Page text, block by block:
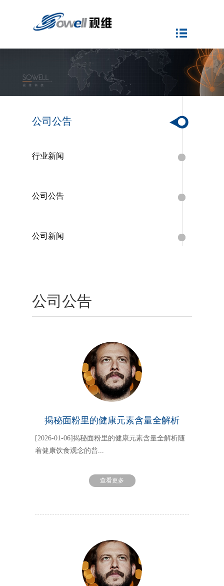
公司公告
行业新闻
公司公告
公司新闻
公司公告
揭秘面粉里的健康元素含量全解析
[2026-01-06]揭秘面粉里的健康元素含量全解析随
着健康饮食观念的普...
查看更多